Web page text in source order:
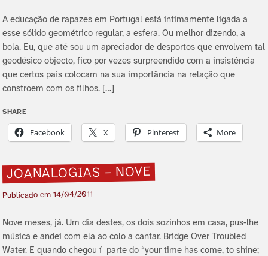
A educação de rapazes em Portugal está intimamente ligada a
esse sólido geométrico regular, a esfera. Ou melhor dizendo, a
bola. Eu, que até sou um apreciador de desportos que envolvem tal
geodésico objecto, fico por vezes surpreendido com a insistência
que certos pais colocam na sua importância na relação que
constroem com os filhos. […]
SHARE
Facebook X Pinterest More
JOANALOGIAS – NOVE
Publicado em14/04/2011
Nove meses, já. Um dia destes, os dois sozinhos em casa, pus-lhe
música e andei com ela ao colo a cantar. Bridge Over Troubled
Water. E quando chegou í parte do “your time has come, to shine;